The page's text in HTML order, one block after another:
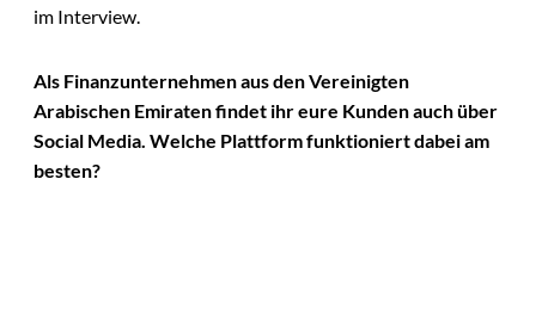
im Interview.
Als Finanzunternehmen aus den Vereinigten
Arabischen Emiraten findet ihr eure Kunden auch über
Social Media. Welche Plattform funktioniert dabei am
besten?